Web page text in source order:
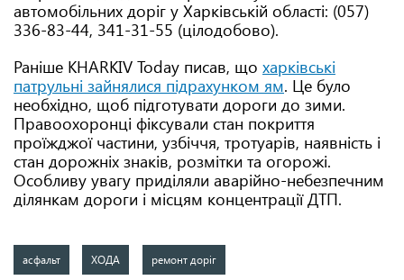
автомобільних доріг у Харківській області: (057)
336-83-44, 341-31-55 (цілодобово).
Раніше KHARKIV Today писав, що харківські
патрульні зайнялися підрахунком ям. Це було
необхідно, щоб підготувати дороги до зими.
Правоохоронці фіксували стан покриття
проїжджої частини, узбіччя, тротуарів, наявність і
стан дорожніх знаків, розмітки та огорожі.
Особливу увагу приділяли аварійно-небезпечним
ділянкам дороги і місцям концентрації ДТП.
асфальт ХОДА ремонт доріг